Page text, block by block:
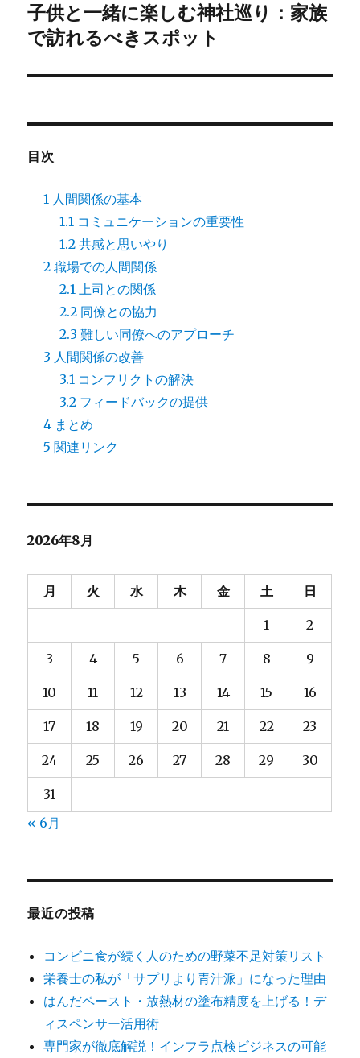
ー
シ
ン
次
の
稿:
子供と一緒に楽しむ神社巡り：家族
で訪れるべきスポット
目次
1 人間関係の基本
1.1 コミュニケーションの重要性
1.2 共感と思いやり
2 職場での人間関係
2.1
上司との関係
2.2 同僚との協力
2.3 難しい同僚へのアプローチ
3 人間関係の改善
3.1 コンフリクトの解決
3.2 フィードバックの提供
4 まとめ
5 関連リンク
2026年8月
月 火 水 木 金 土 日
1 2
3 4 5 6 7 8 9
10 11 12 13 14 15 16
17 18 19 20 21 22 23
24 25 26 27 28 29 30
31
« 6月
最近の投稿
コンビニ食が続く人のための野菜不足対策リスト
栄養士の私が「サプリより青汁派」になった理由
はんだペースト・放熱材の塗布精度を上げる！デ
ィスペンサー活用術
専門家が徹底解説！インフラ点検ビジネスの可能